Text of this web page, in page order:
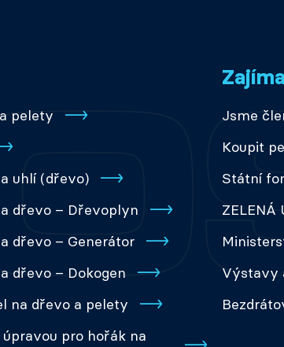
pelety
uhlí (dřevo)
dřevo – Dřevoplyn
dřevo – Generátor
dřevo – Dokogen
na dřevo a pelety
pro hořák na
Jsme
Koupit
Státní
ZELENÁ
Výstavy